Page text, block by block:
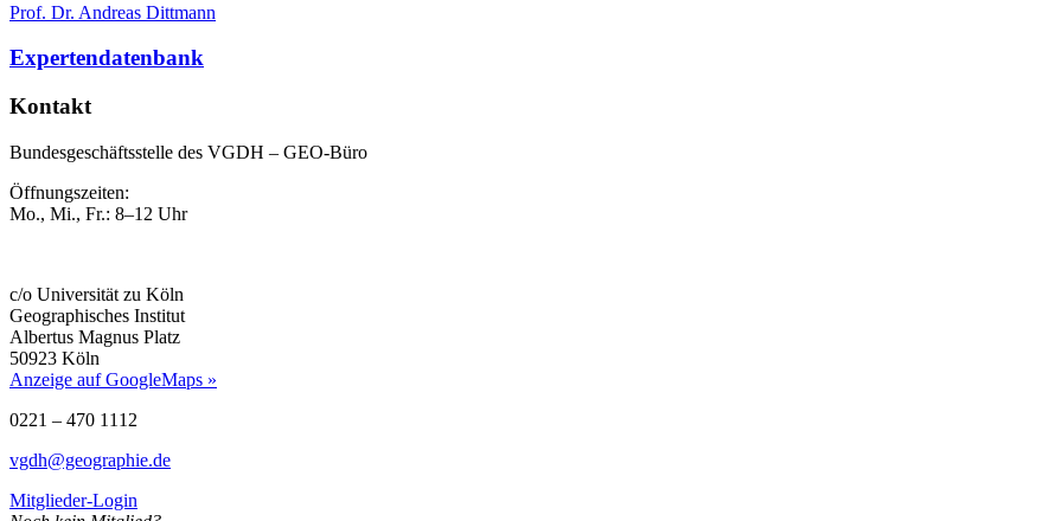
Prof. Dr. Andreas Dittmann
Expertendatenbank
Kontakt
Bundesgeschäftsstelle des VGDH – GEO-Büro
Öffnungszeiten:
Mo., Mi., Fr.: 8–12 Uhr
c/o Universität zu Köln
Geographisches Institut
Albertus Magnus Platz
50923 Köln
Anzeige auf GoogleMaps »
0221 – 470 1112
vgdh@geographie.de
Mitglieder-Login